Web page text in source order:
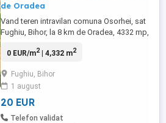
de Oradea
Vand teren intravilan comuna Osorhei, sat
Fughiu, Bihor, la 8 km de Oradea, 4332 mp,
are cale de acces (drum) pe lungimea de
curent, apa, canalizare.
0 EUR/m2| 4,332 m2
Fughiu, Bihor
1 august
20 EUR
Telefon validat